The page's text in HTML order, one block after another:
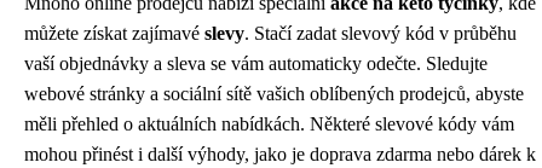
můžete získat zajímavé slevy. Stačí zadat slevový kód v průběhu
vaší objednávky a sleva se vám automaticky odečte. Sledujte
webové stránky a sociální sítě vašich oblíbených prodejců, abyste
měli přehled o aktuálních nabídkách. Některé slevové kódy vám
mohou přinést i další výhody, jako je doprava zdarma nebo dárek k